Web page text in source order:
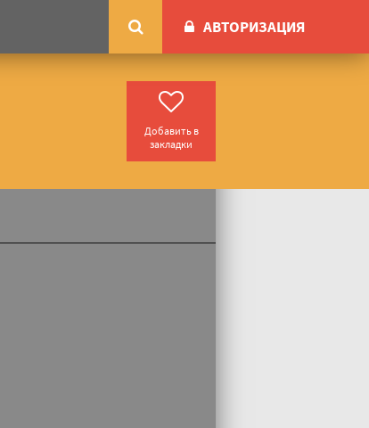
АВТОРИЗАЦИЯ
Добавить в
закладки